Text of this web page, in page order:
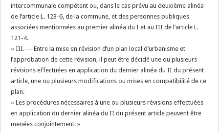
intercommunale compétent ou, dans le cas prévu au deuxième alinéa
de l’article L. 123-6, de la commune, et des personnes publiques
associées mentionnées au premier alinéa du I et au III de l’article L.
121-4.
« III. ― Entre la mise en révision d’un plan local d’urbanisme et
l’approbation de cette révision, il peut être décidé une ou plusieurs
révisions effectuées en application du dernier alinéa du II du présent
article, une ou plusieurs modifications ou mises en compatibilité de ce
plan.
« Les procédures nécessaires à une ou plusieurs révisions effectuées
en application du dernier alinéa du II du présent article peuvent être
menées conjointement. »